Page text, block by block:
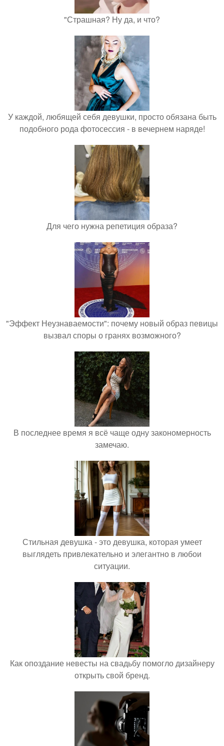
"Страшная? Ну да, и что?
У каждой, любящей себя девушки, просто обязана быть
подобного рода фотосессия - в вечернем наряде!
Для чего нужна репетиция образа?
"Эффект Неузнаваемости": почему новый образ певицы
вызвал споры о гранях возможного?
В последнее время я всё чаще одну закономерность
замечаю.
Стильная девушка - это девушка, которая умеет
выглядеть привлекательно и элегантно в любои
ситуации.
Как опоздание невесты на свадьбу помогло дизайнеру
открыть свой бренд.